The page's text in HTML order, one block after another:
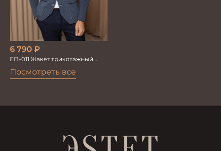
Посмотреть все
6 790 ₽
ЕП-011 Жакет трикотажный
серый